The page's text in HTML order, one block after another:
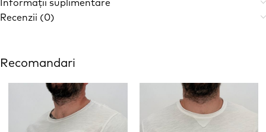
Informații suplimentare
Recenzii (0)
Recomandari